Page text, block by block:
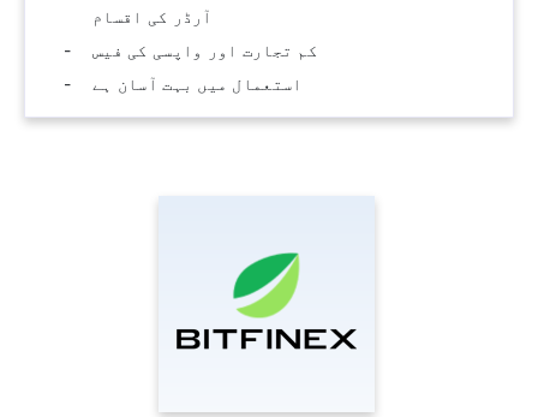
آرڈر کی اقسام
کم تجارت اور واپسی کی فیس
استعمال میں بہت آسان ہے